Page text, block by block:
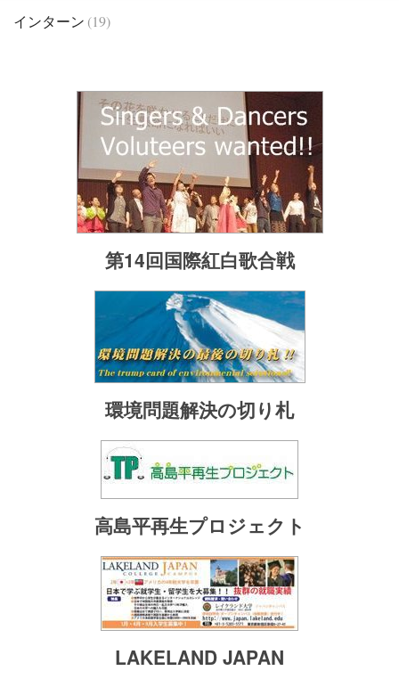
インターン (19)
第14回国際紅白歌合戦
環境問題解決の切り札
高島平再生プロジェクト
LAKELAND JAPAN